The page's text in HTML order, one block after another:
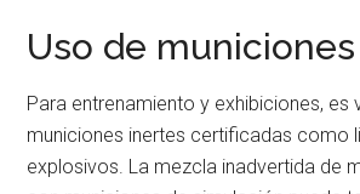
Uso de
Para entrenamiento y exhibiciones, es
municiones inertes certificadas como
explosivos. La mezcla inadvertida de